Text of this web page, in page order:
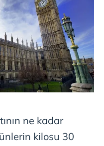
ne kadar
kilosu 30